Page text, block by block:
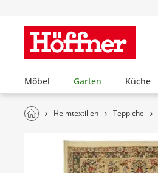
Möbel Garten Küche
Heimtextilien Teppiche